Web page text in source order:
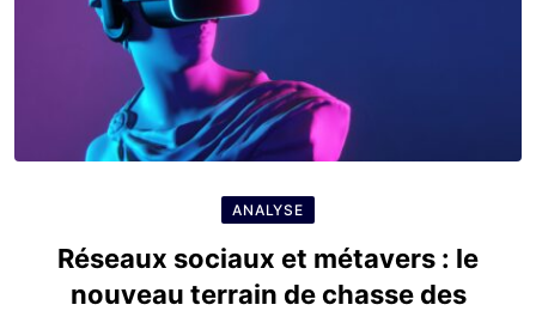
ANALYSE
Réseaux sociaux et métavers : le
nouveau terrain de chasse des